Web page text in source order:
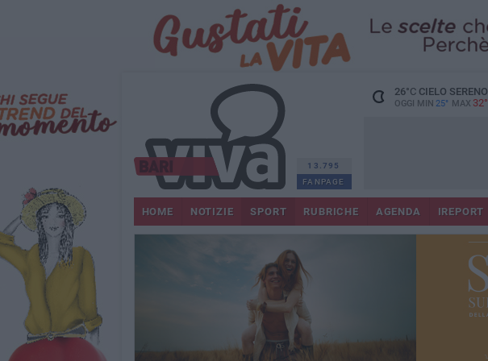
13.795
FANPAGE
26°CCIELO SERENO
OGGI MIN 25° MAX 32°
HOME NOTIZIE SPORT RUBRICHE AGENDA IREPORT